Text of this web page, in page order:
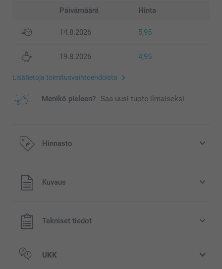
Päivämäärä Hinta
14.8.2026 5,95
19.8.2026 4,95
Lisätietoja toimitusvaihtoehdoista
Menikö pieleen? Saa uusi tuote ilmaiseksi
Hinnasto
Kaikki hinnat ovat euroina, sisältävät arvonlisäveron ja
eivät sisällä postikuluja.
Kuvaus
Tekniset tiedot
UKK